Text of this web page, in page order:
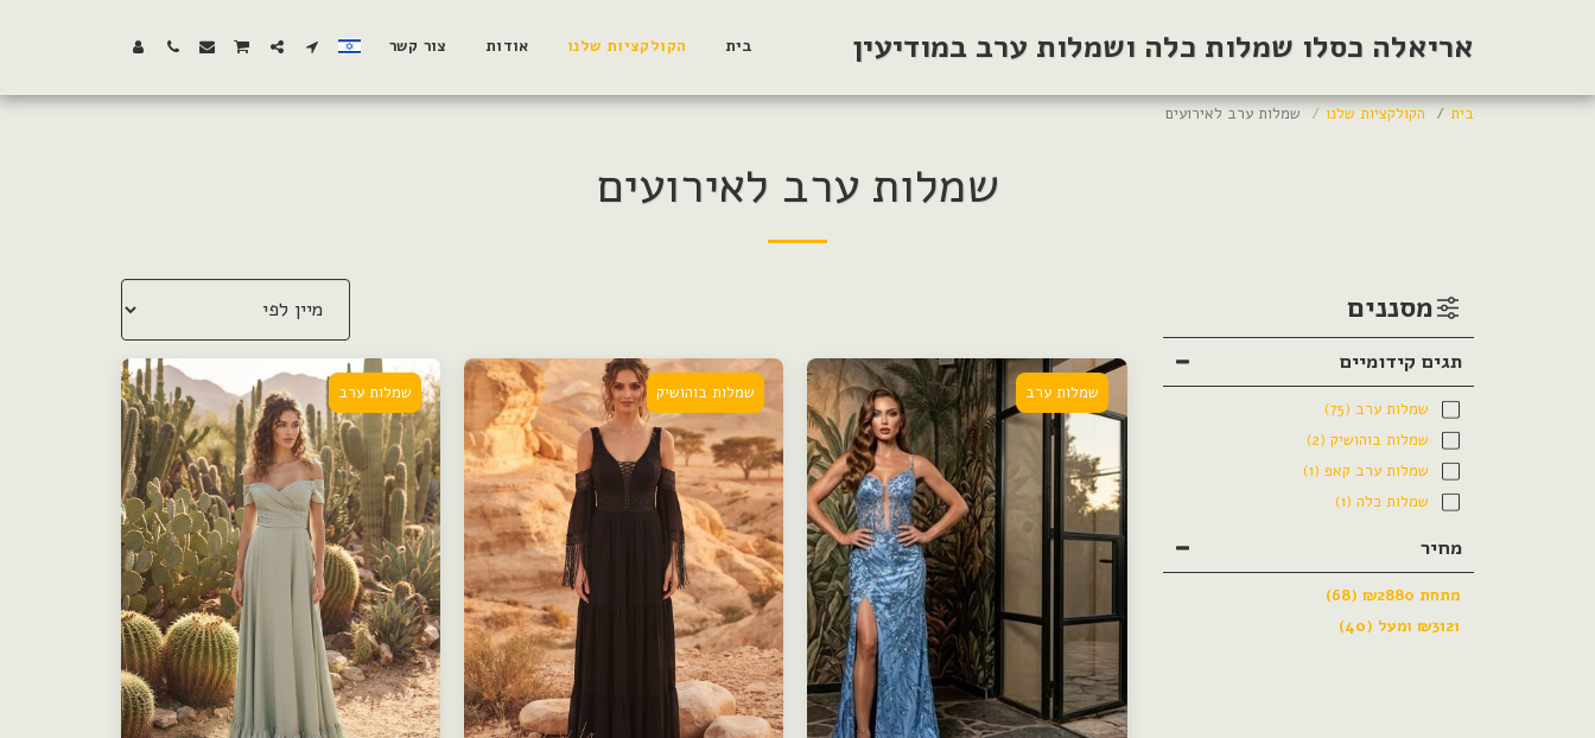
אריאלה כסלו שמלות כלה ושמלות ערב במודיעין בית הקולקציות שלנו אודות צור קשר
בית הקולקציות שלנו שמלות ערב לאירועים
שמלות ערב לאירועים
מסננים
מחיר
מתחת ₪2880
(68)
₪3121 ומעל (40)
תגים קידומיים
שמלות ערב (75)
שמלות בוהושיק(2)
שמלות ערב קאפ(1)
שמלות כלה(1)
שמלות ערב שמלות בוהושיק שמלות ערב